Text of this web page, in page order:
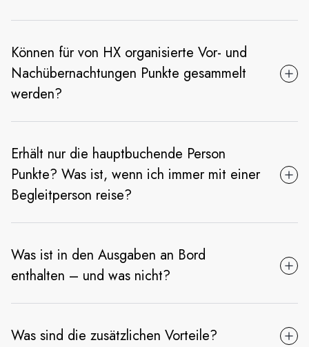
Können für von HX organisierte Vor- und
Nachübernachtungen Punkte gesammelt
werden?
Erhält nur die hauptbuchende Person
Punkte? Was ist, wenn ich immer mit einer
Begleitperson reise?
Was ist in den Ausgaben an Bord
enthalten – und was nicht?
Was sind die zusätzlichen Vorteile?